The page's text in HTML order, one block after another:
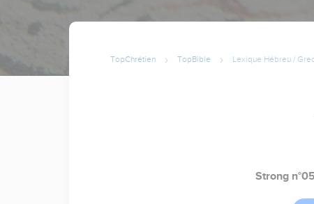
TopChrétien TopBible Lexique Hébreu / Grec
Strong